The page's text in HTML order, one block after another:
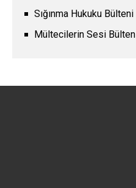
Sığınma Hukuku Bülteni
Mültecilerin Sesi